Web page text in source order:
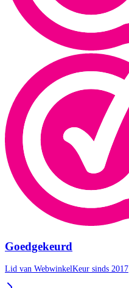
Goedgekeurd
Lid van WebwinkelKeur sinds 2017